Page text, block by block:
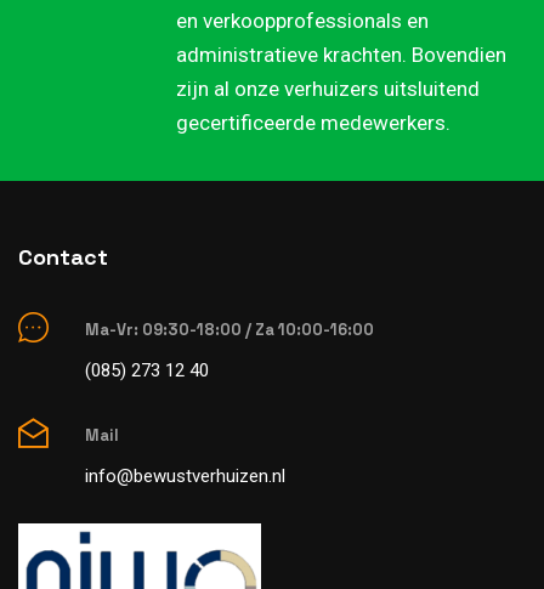
en verkoopprofessionals en
administratieve krachten. Bovendien
zijn al onze verhuizers uitsluitend
gecertificeerde medewerkers.
Contact
Ma-Vr: 09:30-18:00 / Za 10:00-16:00
(085) 273 12 40
Mail
info@bewustverhuizen.nl